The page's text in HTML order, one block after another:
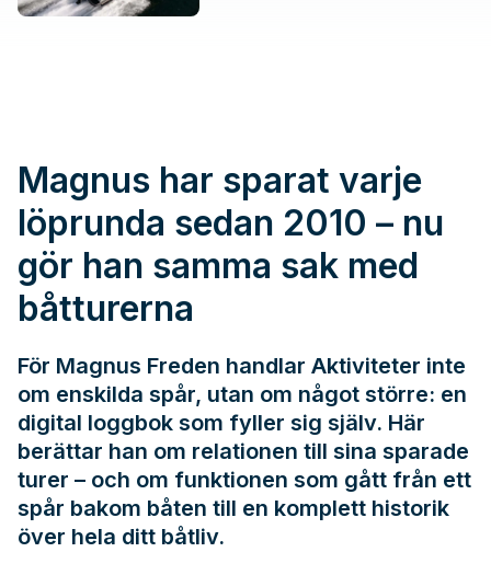
Magnus har sparat varje
löprunda sedan 2010 – nu
gör han samma sak med
båtturerna
För Magnus Freden handlar Aktiviteter inte
om enskilda spår, utan om något större: en
digital loggbok som fyller sig själv. Här
berättar han om relationen till sina sparade
turer – och om funktionen som gått från ett
spår bakom båten till en komplett historik
över hela ditt båtliv.